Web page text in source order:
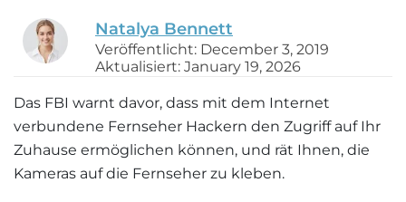
Natalya Bennett
Veröffentlicht: December 3, 2019
Aktualisiert: January 19, 2026
Das FBI warnt davor, dass mit dem Internet
verbundene Fernseher Hackern den Zugriff auf Ihr
Zuhause ermöglichen können, und rät Ihnen, die
Kameras auf die Fernseher zu kleben.